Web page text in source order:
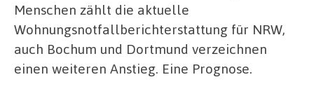
Menschen zählt die aktuelle
Wohnungsnotfallberichterstattung für NRW,
auch Bochum und Dortmund verzeichnen
einen weiteren Anstieg. Eine Prognose.